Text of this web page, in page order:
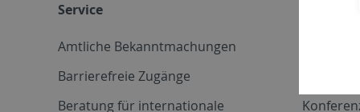
Service
Amtliche Bekanntmachungen
Barrierefreie Zugänge
Beratung für internationale